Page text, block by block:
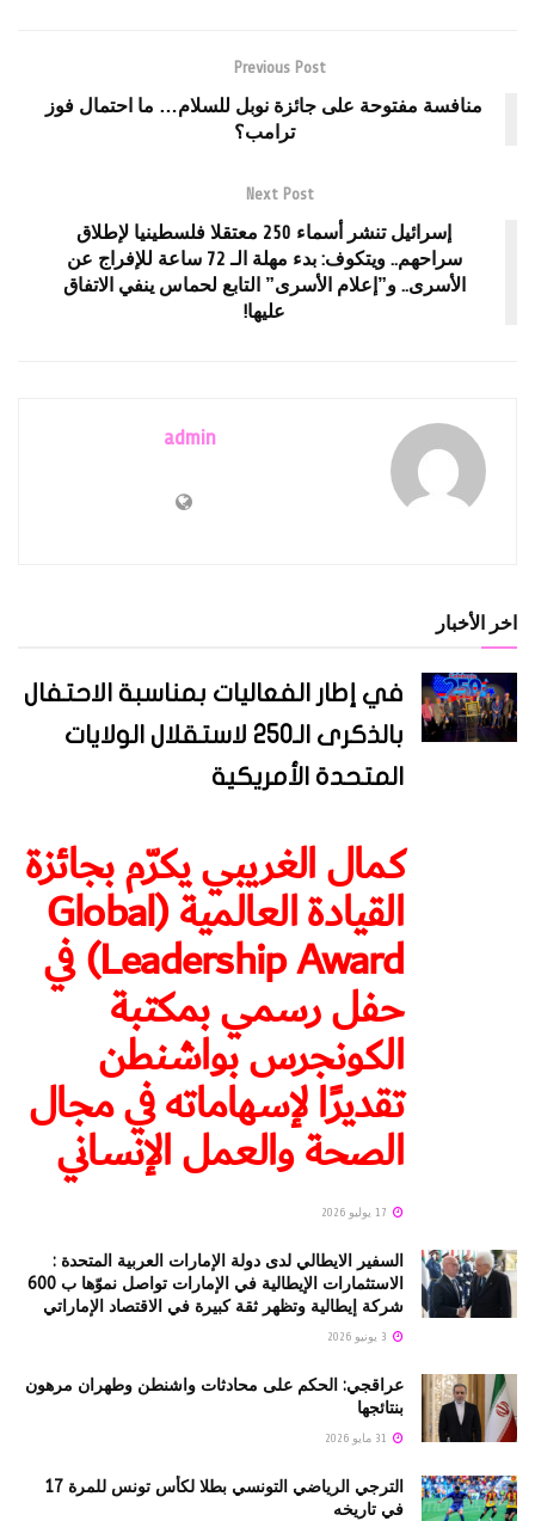
Previous Post
منافسة مفتوحة على جائزة نوبل للسلام… ما احتمال فوز
ترامب؟
Next Post
إسرائيل تنشر أسماء 250 معتقلا فلسطينيا لإطلاق
سراحهم.. ويتكوف: بدء مهلة الـ 72 ساعة للإفراج عن
الأسرى.. و”إعلام الأسرى” التابع لحماس ينفي الاتفاق
عليها!
admin
اخر الأخبار
في إطار الفعاليات بمناسبة الاحتفال
بالذكرى الـ250 لاستقلال الولايات
المتحدة الأمريكية
كمال الغريبي يكرّم بجائزة
القيادة العالمية (Global
Leadership Award) في
حفل رسمي بمكتبة
الكونجرس بواشنطن
تقديرًا لإسهاماته في مجال
الصحة والعمل الإنساني
السفير الايطالي لدى دولة الإمارات العربية المتحدة :
الاستثمارات الإيطالية في الإمارات تواصل نموّها ب 600
شركة إيطالية وتظهر ثقة كبيرة في الاقتصاد الإماراتي
عراقجي: الحكم على محادثات واشنطن وطهران مرهون
بنتائجها
الترجي الرياضي التونسي بطلا لكأس تونس للمرة 17
في تاريخه